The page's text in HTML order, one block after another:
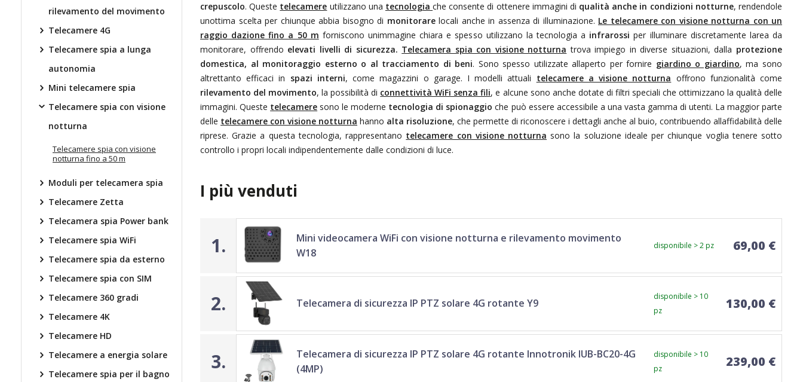
crepuscolo. Queste telecamere utilizzano una tecnologiache consente di ottenere immagini di qualità anche in condizioni notturne, rendendole
unottima scelta per chiunque abbia bisogno di monitorarelocali anche in assenza di illuminazione. Le telecamere con visione notturna con un
raggio dazione fino a 50 m forniscono unimmagine chiara e spesso utilizzano la tecnologia a infrarossi per illuminare discretamente larea da
monitorare, offrendo elevati livelli di sicurezza. Telecamera spia con visione notturna trova impiego in diverse situazioni, dalla protezione
domestica, al monitoraggio esterno o al tracciamento di beni. Sono spesso utilizzate allaperto per fornire giardino o giardino, ma sono
altrettanto efficaci in spazi interni, come magazzini o garage. I modelli attuali telecamere a visione notturna offrono funzionalità come
rilevamento del movimento, la possibilità di connettività WiFi senza fili, e alcune sono anche dotate di filtri speciali che ottimizzano la qualità delle
immagini. Queste telecamere sono le moderne tecnologia di spionaggio che può essere accessibile a una vasta gamma di utenti. La maggior parte
delle telecamere con visione notturna hanno alta risoluzione, che permette di riconoscere i dettagli anche al buio, contribuendo allaffidabilità delle
riprese. Grazie a questa tecnologia, rappresentano telecamere con visione notturna sono la soluzione ideale per chiunque voglia tenere sotto
controllo i propri locali indipendentemente dalle condizioni di luce.
I più venduti
1.
Mini videocamera WiFi con visione notturna e rilevamento movimento
W18
disponibile > 2 pz 69,00 €
2. Telecamera di sicurezza IP PTZ solare 4G rotante Y9
disponibile > 10
pz
130,00 €
3.
Telecamera di sicurezza IP PTZ solare 4G rotante Innotronik IUB-BC20-4G
(4MP)
disponibile > 10
pz
239,00 €
rilevamento del movimento
Telecamere 4G
Telecamere spia a lunga
autonomia
Mini telecamere spia
Telecamere spia con visione
notturna
Telecamere spia con visione
notturna fino a 50 m
Moduli per telecamera spia
Telecamere Zetta
Telecamera spia Power bank
Telecamere spia WiFi
Telecamere spia da esterno
Telecamere spia con SIM
Telecamere 360 gradi
Telecamere 4K
Telecamere HD
Telecamere a energia solare
Telecamere spia per il bagno